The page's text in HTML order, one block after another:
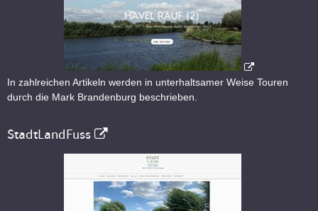
In zahlreichen Artikeln werden in unterhaltsamer Weise Touren
durch die Mark Brandenburg beschrieben.
StadtLandFuss